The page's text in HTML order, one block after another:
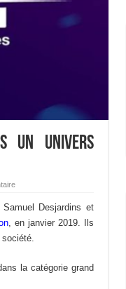
un univers
Desjardins et
, en janvier 2019. Ils
la catégorie grand